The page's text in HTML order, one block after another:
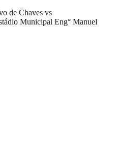
de Chaves vs
Municipal Eng° Manuel